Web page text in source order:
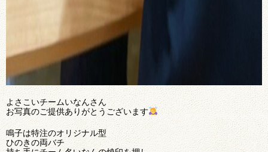
よさこいチームいなんさん
お写真のご提供ありがとうございます
鳴子は特注のオリジナル型
ひのきの両バチ